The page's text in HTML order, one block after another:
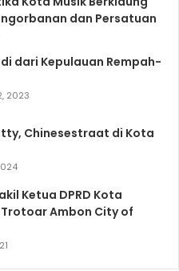
dan Persatuan
dari Kepulauan Rempah-
2023
Chinesestraat di Kota
Ketua DPRD Kota
Trotoar Ambon City of